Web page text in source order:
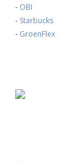
- OBI
- Starbucks
- GroenFlex